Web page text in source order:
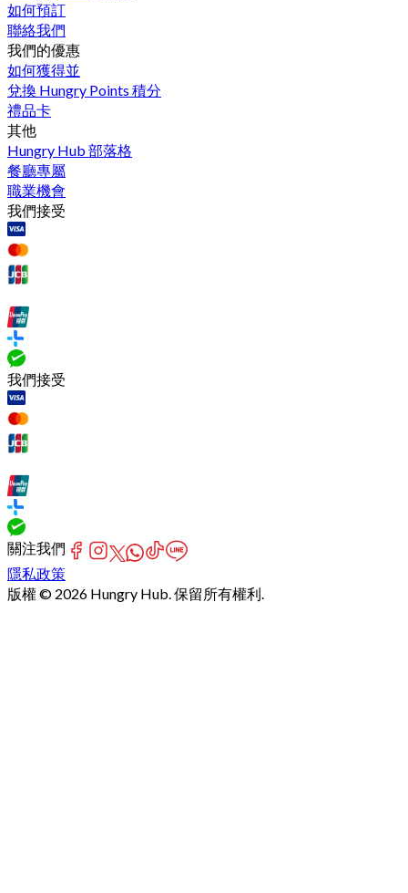
如何預訂
聯絡我們
我們的優惠
如何獲得並
兌換 Hungry Points 積分
禮品卡
其他
Hungry Hub 部落格
餐廳專屬
職業機會
我們接受
我們接受
關注我們
隱私政策
版權 © 2026 Hungry Hub. 保留所有權利.